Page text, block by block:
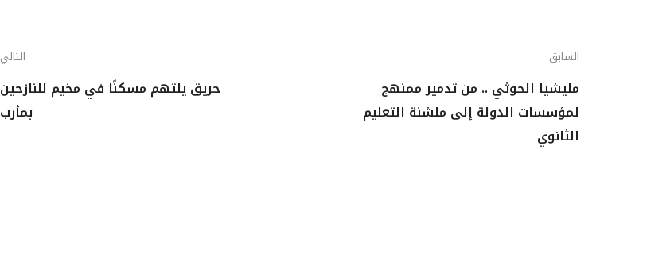
السابق
مليشيا الحوثي .. من تدمير ممنهج
لمؤسسات الدولة إلى ملشنة التعليم
الثانوي
التالي
حريق يلتهم مسكنًا في مخيم للنازحين
بمأرب